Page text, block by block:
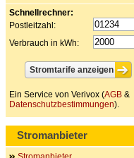
Schnellrechner:
Postleitzahl:
Verbrauch in kWh:
Ein Service von Verivox (AGB &
Datenschutzbestimmungen).
Stromanbieter